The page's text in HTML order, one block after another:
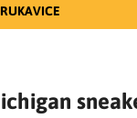
RUKAVICE